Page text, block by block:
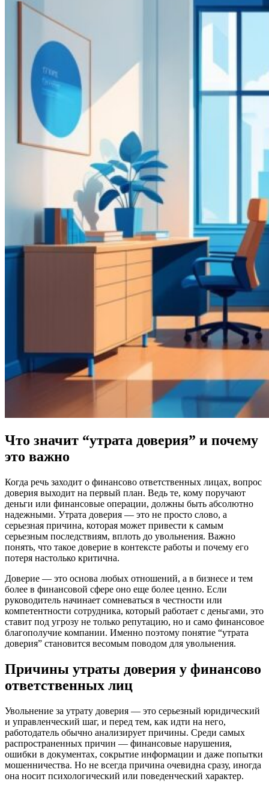
Что значит “утрата доверия” и почему
это важно
Когда речь заходит о финансово ответственных лицах, вопрос
доверия выходит на первый план. Ведь те, кому поручают
деньги или финансовые операции, должны быть абсолютно
надежными. Утрата доверия — это не просто слово, а
серьезная причина, которая может привести к самым
серьезным последствиям, вплоть до увольнения. Важно
понять, что такое доверие в контексте работы и почему его
потеря настолько критична.
Доверие — это основа любых отношений, а в бизнесе и тем
более в финансовой сфере оно еще более ценно. Если
руководитель начинает сомневаться в честности или
компетентности сотрудника, который работает с деньгами, это
ставит под угрозу не только репутацию, но и само финансовое
благополучие компании. Именно поэтому понятие “утрата
доверия” становится весомым поводом для увольнения.
Причины утраты доверия у финансово
ответственных лиц
Увольнение за утрату доверия — это серьезный юридический
и управленческий шаг, и перед тем, как идти на него,
работодатель обычно анализирует причины. Среди самых
распространенных причин — финансовые нарушения,
ошибки в документах, сокрытие информации и даже попытки
мошенничества. Но не всегда причина очевидна сразу, иногда
она носит психологический или поведенческий характер.